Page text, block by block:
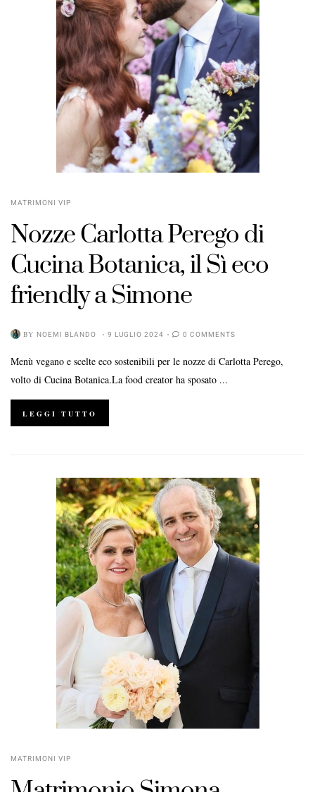
MATRIMONI VIP
Nozze Carlotta Perego di
Cucina Botanica, il Sì eco
friendly a Simone
BY NOEMI BLANDO 9 LUGLIO 2024 0 COMMENTS
Menù vegano e scelte eco sostenibili per le nozze di Carlotta Perego,
volto di Cucina Botanica.La food creator ha sposato ...
LEGGI TUTTO
MATRIMONI VIP